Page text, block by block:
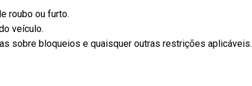
roubo ou furto.
veículo.
sobre bloqueios e quaisquer outras restrições aplicáveis.